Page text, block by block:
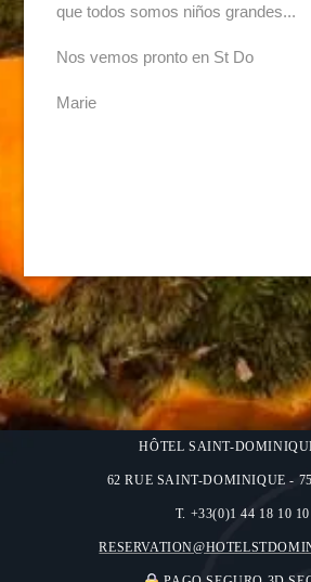
que todos somos niños grandes...
Nos vemos pronto en St Do
Marie
HÔTEL SAINT-
62 RUE SAINT-DOMINIQUE -
T. +33(0)1 44 18 10 10